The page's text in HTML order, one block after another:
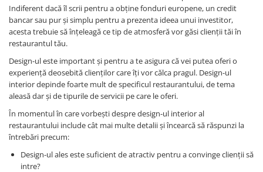
Indiferent dacă îl scrii pentru a obține fonduri europene, un credit
bancar sau pur și simplu pentru a prezenta ideea unui investitor,
acesta trebuie să înțeleagă ce tip de atmosferă vor găsi clienții tăi în
restaurantul tău.
Design-ul este important și pentru a te asigura că vei putea oferi o
experiență deosebită clienților care îți vor călca pragul. Design-ul
interior depinde foarte mult de specificul restaurantului, de tema
aleasă dar și de tipurile de servicii pe care le oferi.
În momentul în care vorbești despre design-ul interior al
restaurantului include cât mai multe detalii și încearcă să răspunzi la
întrebări precum:
Design-ul ales este suficient de atractiv pentru a convinge clienții să
intre?